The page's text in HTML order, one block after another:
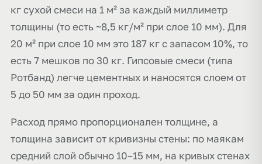
кг сухой смеси на 1 м² за каждый миллиметр
толщины (то есть ~8,5 кг/м² при слое 10 мм). Для
20 м² при слое 10 мм это 187 кг с запасом 10%, то
есть 7 мешков по 30 кг. Гипсовые смеси (типа
Ротбанд) легче цементных и наносятся слоем от
5 до 50 мм за один проход.
Расход прямо пропорционален толщине, а
толщина зависит от кривизны стены: по маякам
средний слой обычно 10–15 мм, на кривых стенах